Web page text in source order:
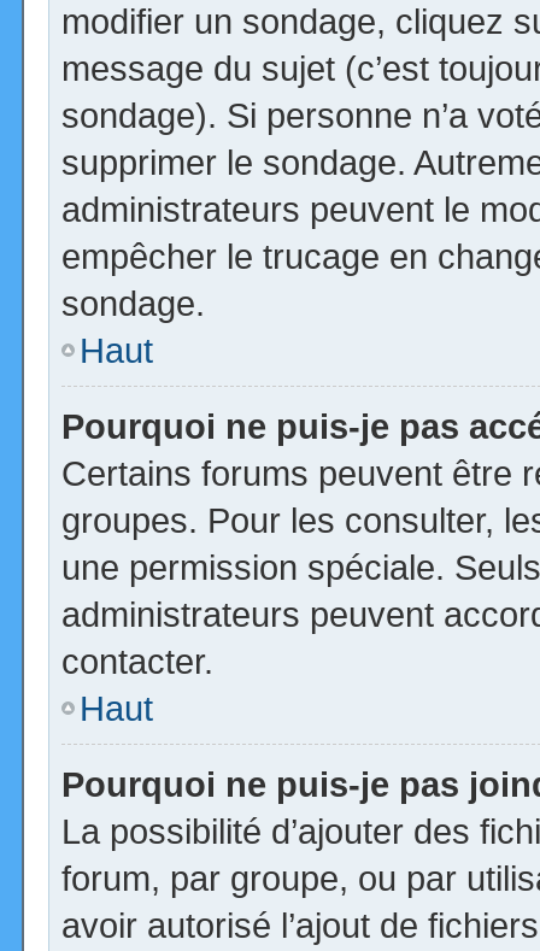
modifier un sondage, cliquez
message du sujet (c’est
sondage). Si personne n’a
supprimer le sondage.
administrateurs peuvent le
empêcher le trucage en
sondage.
Haut
Pourquoi ne puis-je pas
Certains forums peuvent être
groupes. Pour les consulter,
une permission spéciale.
administrateurs peuvent
contacter.
Haut
Pourquoi ne puis-je pas
La possibilité d’ajouter des
forum, par groupe, ou par
avoir autorisé l’ajout de